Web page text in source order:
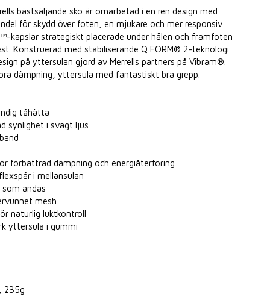
bästsäljande sko är omarbetad i en ren design med
för skydd över foten, en mjukare och mer responsiv
kapslar strategiskt placerade under hälen och framfoten
Konstruerad med stabiliserande Q FORM® 2-teknologi
på yttersulan gjord av Merrells partners på Vibram®.
dämpning, yttersula med fantastiskt bra grepp.
tåhätta
synlighet i svagt ljus
förbättrad dämpning och energiåterföring
i mellansulan
andas
mesh
naturlig luktkontroll
yttersula i gummi
235g